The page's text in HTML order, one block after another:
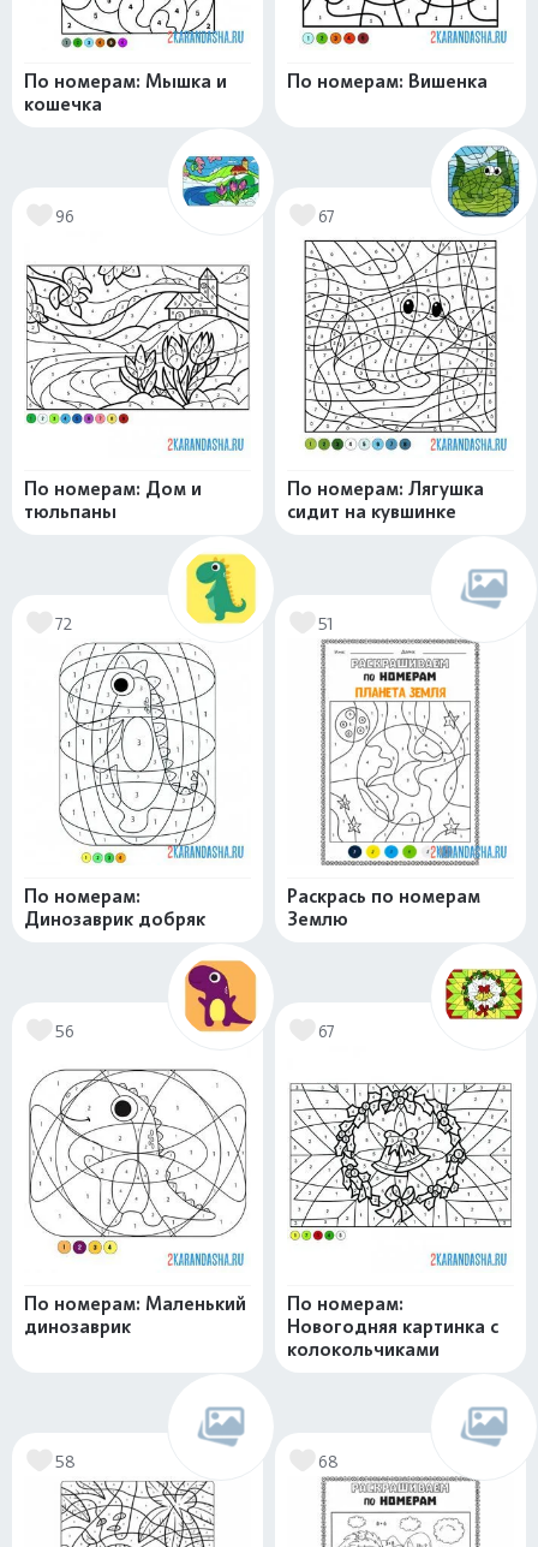
По номерам: Мышка и
кошечка
По номерам: Вишенка
96
По номерам: Дом и
тюльпаны
67
По номерам: Лягушка
сидит на кувшинке
72
По номерам:
Динозаврик добряк
51
Раскрась по номерам
Землю
56
По номерам: Маленький
динозаврик
67
По номерам:
Новогодняя картинка с
колокольчиками
58 68